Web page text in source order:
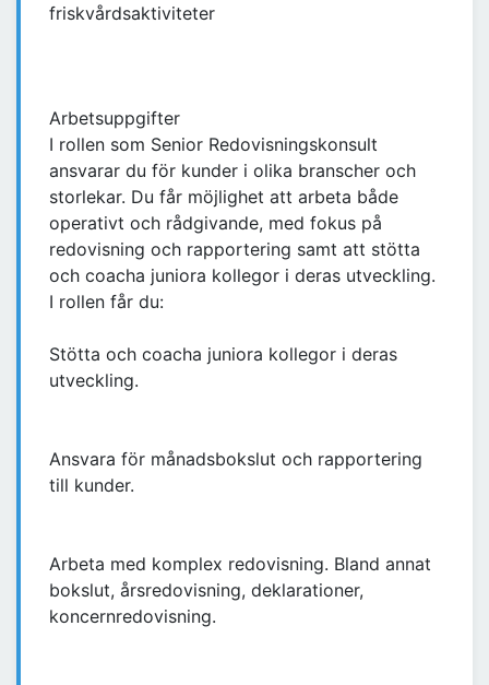
friskvårdsaktiviteter
Arbetsuppgifter
I rollen som Senior Redovisningskonsult
ansvarar du för kunder i olika branscher och
storlekar. Du får möjlighet att arbeta både
operativt och rådgivande, med fokus på
redovisning och rapportering samt att stötta
och coacha juniora kollegor i deras utveckling.
I rollen får du:
Stötta och coacha juniora kollegor i deras
utveckling.
Ansvara för månadsbokslut och rapportering
till kunder.
Arbeta med komplex redovisning. Bland annat
bokslut, årsredovisning, deklarationer,
koncernredovisning.